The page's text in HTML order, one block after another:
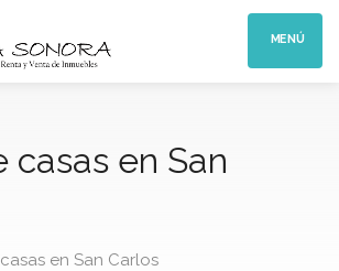
MENÚ
casas en San
en San Carlos